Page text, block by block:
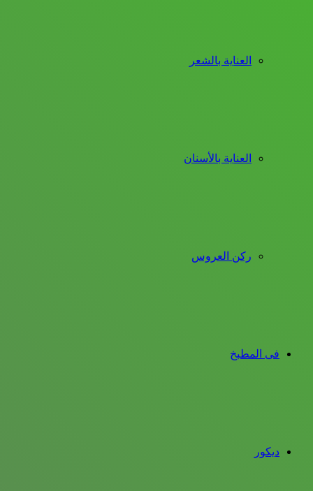
العناية بالشعر
العناية بالأسنان
ركن العروس
فى المطبخ
ديكور